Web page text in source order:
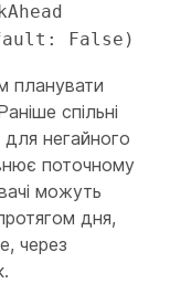
False)
планувати
спільні
негайного
поточному
можуть
дня,
через